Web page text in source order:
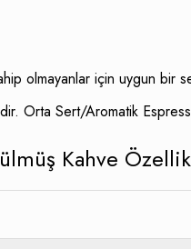
olmayanlar için uygun
Orta Sert/Aromatik
Kahve